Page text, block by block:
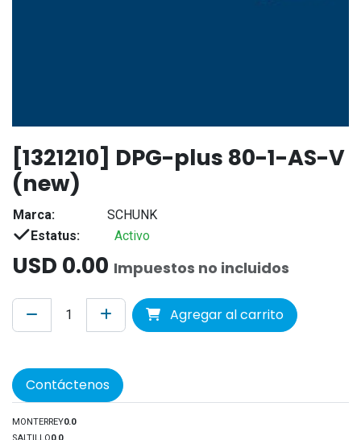
[1321210] DPG-plus 80-1-AS-V
(new)
Marca:
SCHUNK
Estatus:
Activo
USD 0.00 Impuestos no incluidos
Agregar al carrito
Contáctenos
MONTERREY0.0
SALTILLO0.0